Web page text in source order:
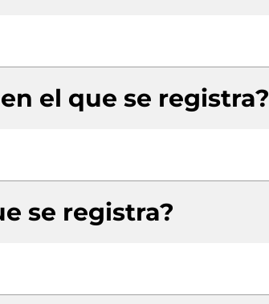
el que se registra?
se registra?